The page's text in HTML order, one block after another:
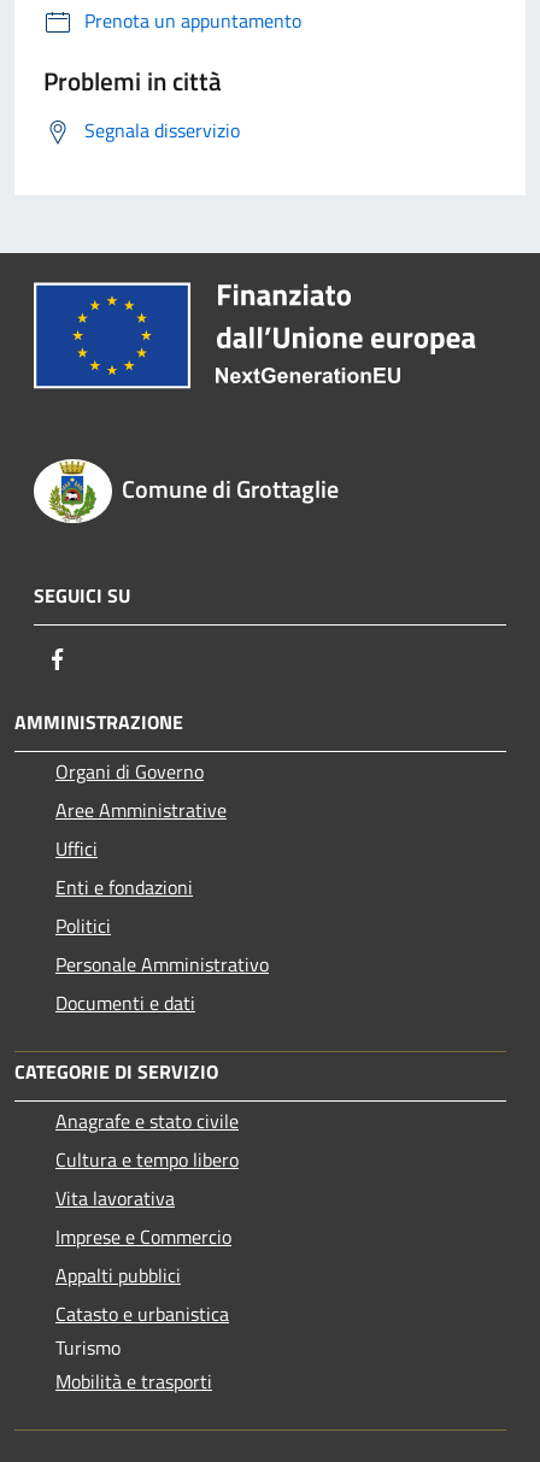
Prenota un appuntamento
Problemi in città
Segnala disservizio
Comune di Grottaglie
SEGUICI SU
AMMINISTRAZIONE
Organi di Governo
Aree Amministrative
Uffici
Enti e fondazioni
Politici
Personale Amministrativo
Documenti e dati
CATEGORIE DI SERVIZIO
Anagrafe e stato civile
Cultura e tempo libero
Vita lavorativa
Imprese e Commercio
Appalti pubblici
Catasto e urbanistica
Turismo
Mobilità e trasporti